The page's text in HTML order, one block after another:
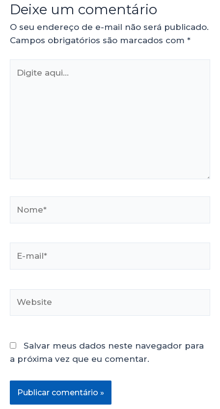
Deixe um comentário
O seu endereço de e-mail não será publicado.
Campos obrigatórios são marcados com *
Salvar meus dados neste navegador para
a próxima vez que eu comentar.